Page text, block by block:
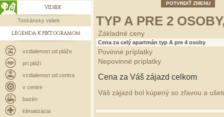
VIDIEK
Toskánsky vidiek
LEGENDA K PIKTOGRAMOM
vzdialenost od pláže
pri pláži
vzdialenost od centra
v centre
bazén
klimatizácia
POTVRDIŤ ZMENU
TYP A PRE 2
Základné ceny
Cena za celý apartmán typ A pre 4 osoby
Povinné príplatky
Nepovinné príplatky
Cena za Váš zájazd celkom
Váš zájazd bol kúpený so zľavou a